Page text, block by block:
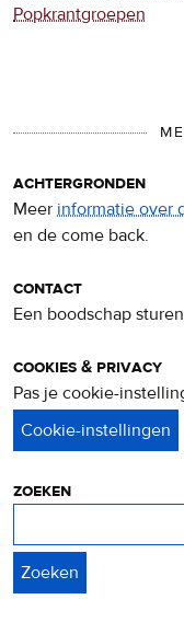
Popkrantgroepen
achtergronden
Meer informatie over
en de come back.
contact
Een boodschap
cookies & privacy
Pas je cookie-
zoeken